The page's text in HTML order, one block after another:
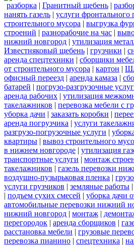
разборка | Гранитный щебень |
нанять газель | услуги фронтального
строительного мусора | выгрузка
строений | разнорабочие на час |
нижний новгород | утилизация
Известняковый щебень | грузчики |
аренда спецтехники | сборщики
от строительного мусора | картон |
офисный переезд | аренда камаза |
батарей | погрузо-разгрузочные
аренда рабочих | утилизация
такелажников | перевозка мебели с
уборка дачи | заказать коробки |
аренда погрузчика | услуги
разгрузо-погрузочные услуги |
квартиры | вывоз строительного
в нижнем новгороде | утилизация
транспортные услуги | монтаж
такелажников | газель перевозки
воздушно-пузырьковая пленка |
услуги грузчиков | земляные работы |
| подъем сухих смесей | уборка дачи
автомобильные перевозки нижний
нижний новгород | монтаж |
перегородок | аренда сборщиков |
расстановка мебели | грузовые
перевозка пианино | спецтехника |